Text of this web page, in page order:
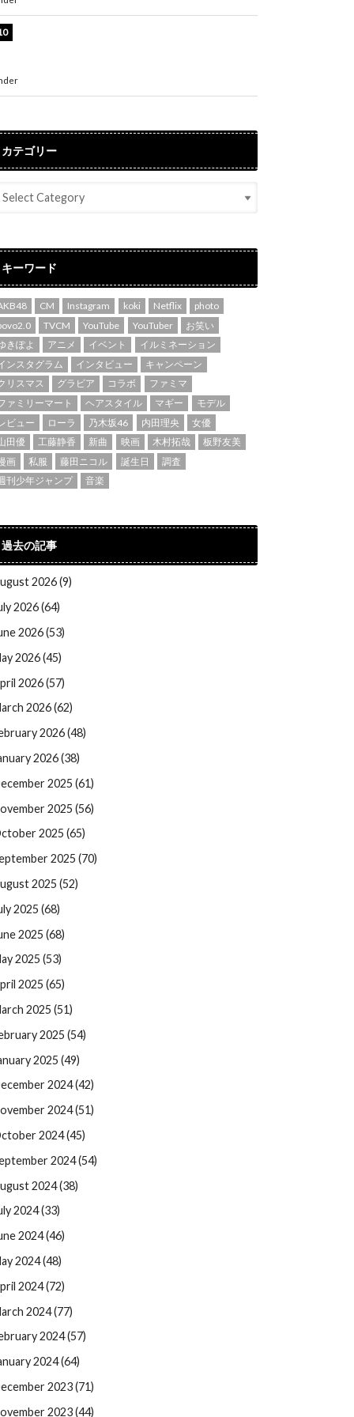
カテゴリー
キーワード
CM Instagram koki Netflix
photo
TVCM YouTube YouTuber
お笑い
きぽよ
アニメ イベント
イルミネーション
ンスタグラム
インタビュー
キャンペーン
リスマス
グラビア コラボ
ファミマ
ァミリーマート
ヘアスタイル マギー
モデル
ビュー
ローラ 乃木坂46 内田理央
女優
田優
工藤静香 新曲 映画 木村拓哉
板野友美
画
私服 藤田ニコル 誕生日
調査
刊少年ジャンプ
音楽
過去の記事
2026 (9)
2026 (64)
2026 (53)
2026 (45)
2026 (57)
2026 (62)
2026 (48)
2026 (38)
2025 (61)
2025 (56)
2025 (65)
2025 (70)
2025 (52)
2025 (68)
2025 (68)
2025 (53)
2025 (65)
2025 (51)
2025 (54)
2025 (49)
2024 (42)
2024 (51)
2024 (45)
2024 (54)
2024 (38)
2024 (33)
2024 (46)
2024 (48)
2024 (72)
2024 (77)
2024 (57)
2024 (64)
2023 (71)
2023 (44)